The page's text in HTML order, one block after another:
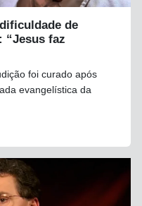
de
“Jesus faz
foi curado após
evangelística da